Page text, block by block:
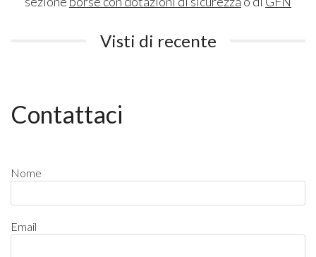
Visti di recente
Contattaci
Nome
Email